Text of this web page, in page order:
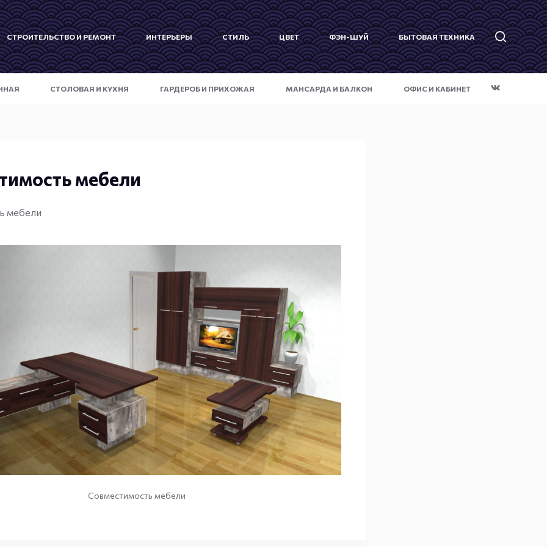
СТРОИТЕЛЬСТВО И РЕМОНТ ИНТЕРЬЕРЫ СТИЛЬ ЦВЕТ ФЭН-ШУЙ БЫТОВАЯ ТЕХНИКА
СТОЛОВАЯ И КУХНЯ ГАРДЕРОБ И ПРИХОЖАЯ МАНСАРДА И БАЛКОН ОФИС И КАБИНЕТ
мебели
мебели
Совместимость мебели